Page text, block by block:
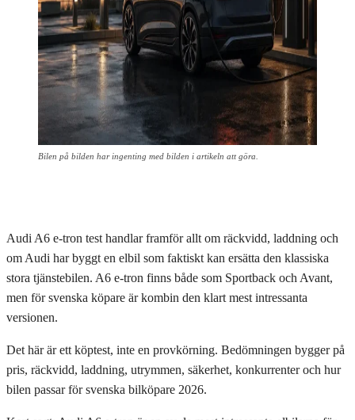
Bilen på bilden har ingenting med bilden i artikeln att göra.
Audi A6 e-tron test handlar framför allt om räckvidd, laddning och
om Audi har byggt en elbil som faktiskt kan ersätta den klassiska
stora tjänstebilen. A6 e-tron finns både som Sportback och Avant,
men för svenska köpare är kombin den klart mest intressanta
versionen.
Det här är ett köptest, inte en provkörning. Bedömningen bygger på
pris, räckvidd, laddning, utrymmen, säkerhet, konkurrenter och hur
bilen passar för svenska bilköpare 2026.